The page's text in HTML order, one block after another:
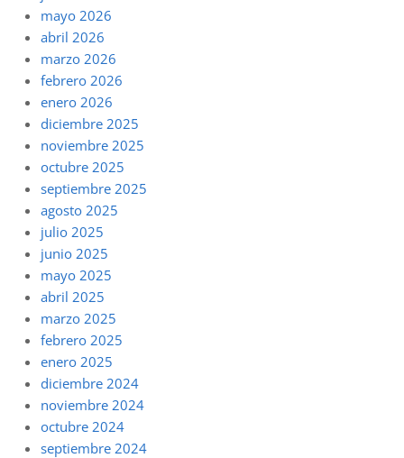
mayo 2026
abril 2026
marzo 2026
febrero 2026
enero 2026
diciembre 2025
noviembre 2025
octubre 2025
septiembre 2025
agosto 2025
julio 2025
junio 2025
mayo 2025
abril 2025
marzo 2025
febrero 2025
enero 2025
diciembre 2024
noviembre 2024
octubre 2024
septiembre 2024